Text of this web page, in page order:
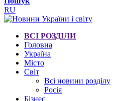
RU
ВСІ РОЗДІЛИ
Головна
Україна
Місто
Світ
Всі новини розділу
Росія
Бізнес